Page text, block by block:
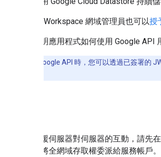
Google Workspace 網域管理員也可以授
本文說明應用程式如何使用 Google API
使用部分 Google API 時，您可以透過已簽署的
如要支援伺服器對伺服器的互動，請先
料，請將全網域存取權委派給服務帳戶。